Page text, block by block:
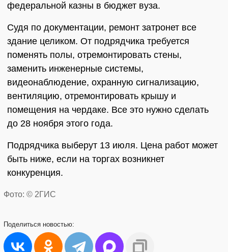
федеральной казны в бюджет вуза.
Судя по документации, ремонт затронет все
здание целиком. От подрядчика требуется
поменять полы, отремонтировать стены,
заменить инженерные системы,
видеонаблюдение, охранную сигнализацию,
вентиляцию, отремонтировать крышу и
помещения на чердаке. Все это нужно сделать
до 28 ноября этого года.
Подрядчика выберут 13 июля. Цена работ может
быть ниже, если на торгах возникнет
конкуренция.
Фото: © 2ГИС
Поделиться новостью: